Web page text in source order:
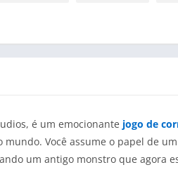
é um emocionante jogo de
Você assume o papel de
um antigo monstro que agora